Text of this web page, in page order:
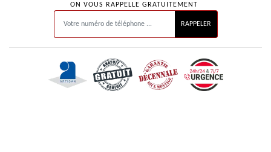
ON VOUS RAPPELLE GRATUITEMENT